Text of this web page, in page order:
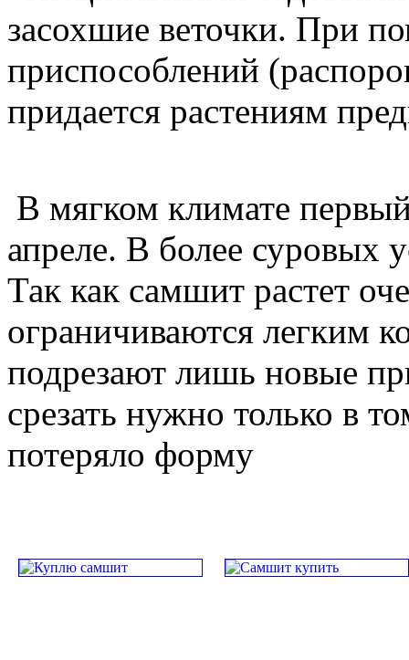
засохшие веточки. При
приспособлений
придается растениям
В мягком климате
апреле. В более суровых
Так как самшит растет
ограничиваются легким
подрезают лишь новые
срезать нужно только в
потеряло форму